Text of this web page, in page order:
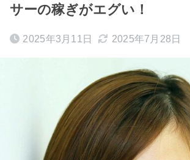
サーの稼ぎがエグい！
2025年3月11日 2025年7月28日